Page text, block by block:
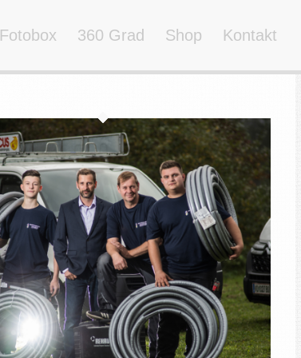
Fotobox 360 Grad Shop Kontakt